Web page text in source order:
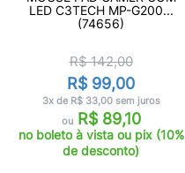
LED C3TECH MP-G200...
(74656)
R$ 142,00
R$ 99,00
3x de R$ 33,00 sem juros
ouR$ 89,10
no boleto à vista ou pix (10%
de desconto)